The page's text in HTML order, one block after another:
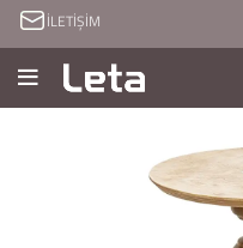
İLETİŞİM